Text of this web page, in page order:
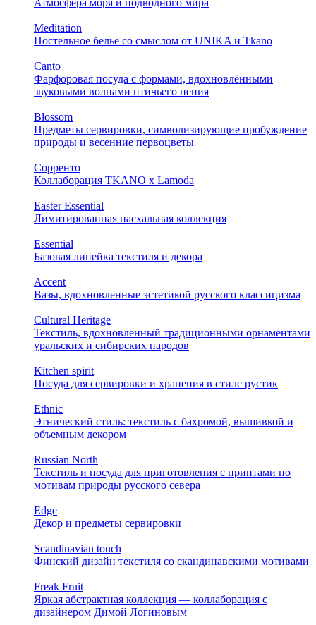
Атмосфера моря и подводного мира
Meditation
Постельное белье со смыслом от UNIKA и Tkano
Canto
Фарфоровая посуда с формами, вдохновлёнными
звуковыми волнами птичьего пения
Blossom
Предметы сервировки, символизирующие пробуждение
природы и весенние первоцветы
Сорренто
Коллаборация TKANO х Lamoda
Easter Essential
Лимитированная пасхальная коллекция
Essential
Базовая линейка текстиля и декора
Accent
Вазы, вдохновленные эстетикой русского классицизма
Cultural Heritage
Текстиль, вдохновленный традиционными орнаментами
уральских и сибирских народов
Kitchen spirit
Посуда для сервировки и хранения в стиле рустик
Ethnic
Этнический стиль: текстиль с бахромой, вышивкой и
объемным декором
Russian North
Текстиль и посуда для приготовления с принтами по
мотивам природы русского севера
Edge
Декор и предметы сервировки
Scandinavian touch
Финский дизайн текстиля со скандинавскими мотивами
Freak Fruit
Яркая абстрактная коллекция — коллаборация с
дизайнером Димой Логиновым